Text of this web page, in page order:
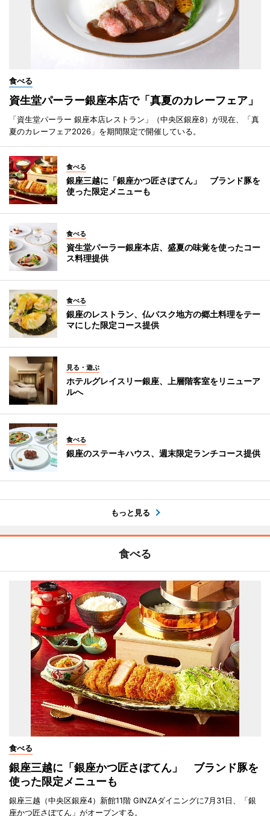
食べる
資生堂パーラー銀座本店で「真夏のカレーフェア」
「資生堂パーラー 銀座本店レストラン」（中央区銀座8）が現在、「真
夏のカレーフェア2026」を期間限定で開催している。
食べる
銀座三越に「銀座かつ匠さぼてん」 ブランド豚を
使った限定メニューも
食べる
資生堂パーラー銀座本店、盛夏の味覚を使ったコー
ス料理提供
食べる
銀座のレストラン、仏バスク地方の郷土料理をテー
マにした限定コース提供
見る・遊ぶ
ホテルグレイスリー銀座、上層階客室をリニューア
ルへ
食べる
銀座のステーキハウス、週末限定ランチコース提供
もっと見る
食べる
食べる
銀座三越に「銀座かつ匠さぼてん」 ブランド豚を
使った限定メニューも
銀座三越（中央区銀座4）新館11階 GINZAダイニングに7月31日、「銀
座かつ匠さぼてん」がオープンする。